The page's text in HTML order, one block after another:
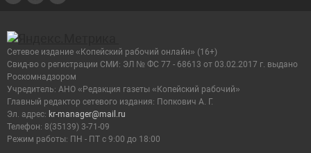
Сетевое издание «Копейский рабочий онлайн» (16+)
Cвид-во о регистрации СМИ: ЭЛ № ФС 77 - 68613 от 03.02.2017 г. выдано
Роскомнадзором
Учредитель: АНО «Редакция газеты «Копейский рабочий»
Главный редактор сетевого издания: Попкович А. Г.
Эл. адрес: kr-manager@mail.ru
Телефон: 8(35139) 3-71-09
Режим работы: ПН - ПТ с 9:00 до 18:00